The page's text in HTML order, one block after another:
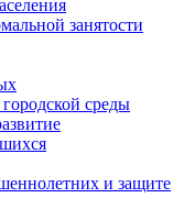
занятости
среды
и защите